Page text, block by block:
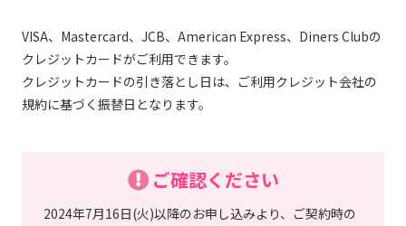
VISA、Mastercard、JCB、American Express、Diners Clubの
クレジットカードがご利用できます。
クレジットカードの引き落とし日は、ご利用クレジット会社の
規約に基づく振替日となります。
ご確認ください
2024年7月16日(火)以降のお申し込みより、ご契約時の